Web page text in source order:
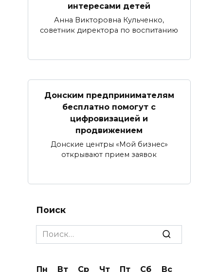
интересами детей
Анна Викторовна Кульченко,
советник директора по воспитанию
Донским предпринимателям
бесплатно помогут с
цифровизацией и
продвижением
Донские центры «Мой бизнес»
открывают прием заявок
Поиск
Search
for:
Пн Вт Ср Чт Пт Сб
Вс